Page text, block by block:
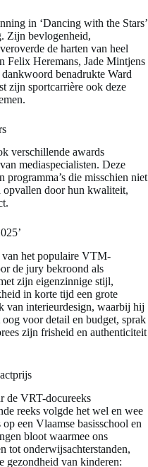
in ‘Dancing with the Stars’
Zijn bevlogenheid,
de harten van heel
Felix Heremans, Jade Mintjens
benadrukte Ward
zijn sportcarrière ook deze
verschillende awards
mediaspecialisten. Deze
programma’s die misschien niet
opvallen door hun kwaliteit,
het populaire VTM-
de jury bekroond als
zijn eigenzinnige stijl,
in korte tijd een grote
van interieurdesign, waarbij hij
voor detail en budget, sprak
zijn frisheid en authenticiteit
de VRT-docureeks
reeks volgde het wel en wee
een Vlaamse basisschool en
bloot waarmee ons
tot onderwijsachterstanden,
gezondheid van kinderen: